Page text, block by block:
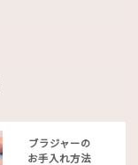
ブラジャーの
お手入れ方法